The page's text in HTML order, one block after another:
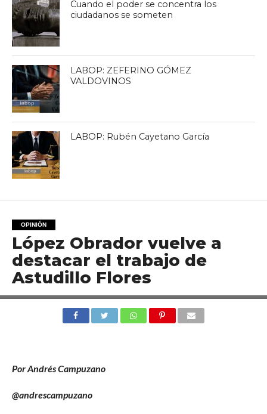
Cuando el poder se concentra los
ciudadanos se someten
LABOP: ZEFERINO GÓMEZ
VALDOVINOS
LABOP: Rubén Cayetano García
OPINIÓN
López Obrador vuelve a
destacar el trabajo de
Astudillo Flores
Por Andrés Campuzano
@andrescampuzano